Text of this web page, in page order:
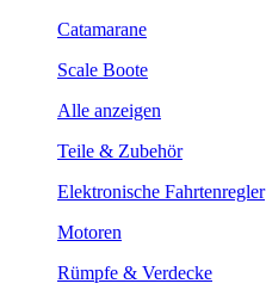
Catamarane
Scale Boote
Alle anzeigen
Teile & Zubehör
Elektronische Fahrtenregler
Motoren
Rümpfe & Verdecke